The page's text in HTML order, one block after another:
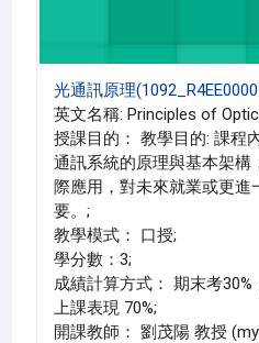
光通訊原理
英文名稱: Principles of
授課目的： 教學目的: 課程
通訊系統的原理與基本架構
際應用，對未來就業或更進
要。;
教學模式： 口授;
學分數：3;
成績計算方式： 期末考
上課表現 70%;
開課教師： 劉茂陽 教授